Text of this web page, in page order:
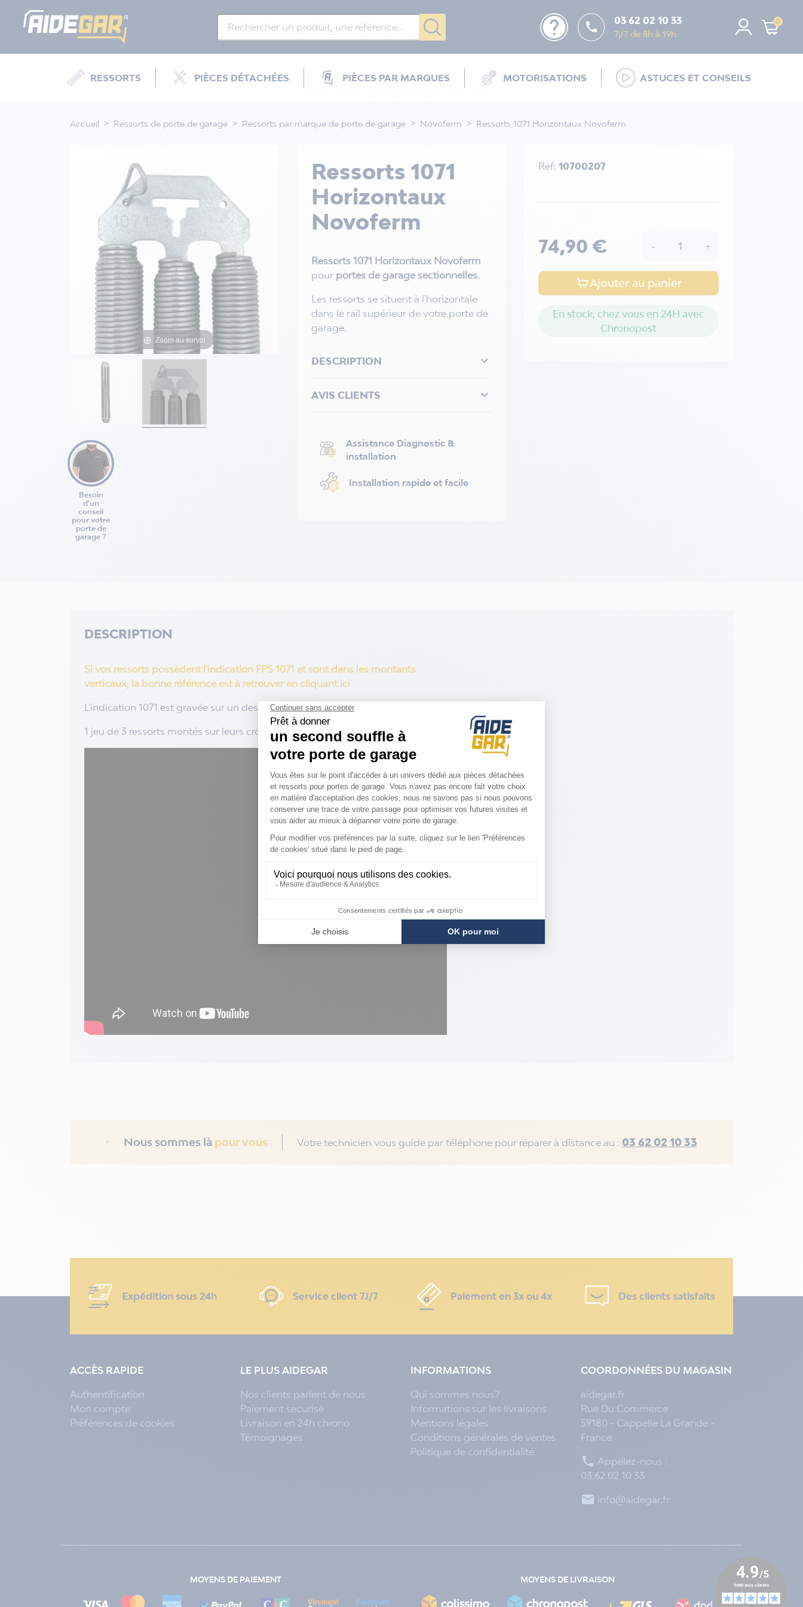
help  03 62 02 10 33
7j/7 de 8h à 19h
0
RESSORTS PIÈCES DÉTACHÉES PIÈCES PAR MARQUES MOTORISATIONS ASTUCES ET CONSEILS
Accueil Ressorts de porte de garage Ressorts par marque de porte de garage Novoferm Ressorts 1071 Horizontaux Novoferm
Zoom au survol
Besoin
d'un
conseil
pour votre
porte de
garage ?
Ressorts 1071
Horizontaux
Novoferm
Ressorts 1071 Horizontaux Novoferm
pour portes de garage sectionnelles.
Les ressorts se situent à l'horizontale
dans le rail supérieur de votre porte de
garage.
DESCRIPTION 
AVIS CLIENTS 
Assistance Diagnostic &
installation
Installation rapide et facile
Réf: 10700207
74,90 € - +
Ajouter au panier
En stock, chez vous en 24H avec
Chronopost
DESCRIPTION
Si vos ressorts possèdent l'indication FPS 1071 et sont dans les montants
verticaux, la bonne référence est à retrouver en cliquant ici
L'indication 1071 est gravée sur un des deux crochets
1 jeu de 3 ressorts montés sur leurs crochets.
Nous sommes là pour vous Votre technicien vous guide par téléphone pour réparer à distance au : 03 62 02 10 33
Expédition sous 24h Service client 7J/7 Paiement en 3x ou 4x Des clients satisfaits
ACCÈS RAPIDE
Authentification
Mon compte
Préférences de cookies
LE PLUS AIDEGAR
Nos clients parlent de nous
Paiement securisé
Livraison en 24h chrono
Témoignages
INFORMATIONS
Qui sommes nous?
Informations sur les livraisons
Mentions légales
Conditions générales de ventes
Politique de confidentialité
COORDONNÉES DU MAGASIN
aidegar.fr
Rue Du Commerce
59180 - Cappelle La Grande -
France
 Appelez-nous :
03 62 02 10 33
 info@aidegar.fr
MOYENS DE PAIEMENT MOYENS DE LIVRAISON